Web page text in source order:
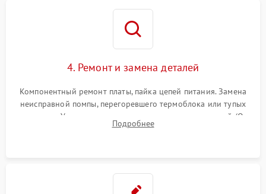
4. Ремонт и замена деталей
Компонентный ремонт платы, пайка цепей питания. Замена
неисправной помпы, перегоревшего термоблока или тупых
жерновов. Установка новых силиконовых уплотнителей (O-
ring) и тефлоновых трубок для надежного устранения
Подробнее